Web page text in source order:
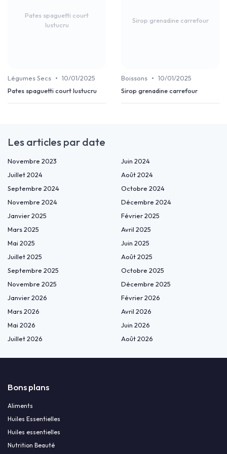
Pates spaguetti court
lustucru
Légumes Secs • 10/01/2025
Pates spaguetti court lustucru
Sirop grenadine carrefour
Boissons • 10/01/2025
Sirop grenadine carrefour
Les articles par date
Novembre 2023
Juin 2024
Juillet 2024
Août 2024
Septembre 2024
Octobre 2024
Novembre 2024
Décembre 2024
Janvier 2025
Février 2025
Mars 2025
Avril 2025
Mai 2025
Juin 2025
Juillet 2025
Août 2025
Septembre 2025
Octobre 2025
Novembre 2025
Décembre 2025
Janvier 2026
Février 2026
Mars 2026
Avril 2026
Mai 2026
Juin 2026
Juillet 2026
Août 2026
Bons plans
Aliments
Huiles Essentielles
Huiles essentielles
Nutrition Beauté